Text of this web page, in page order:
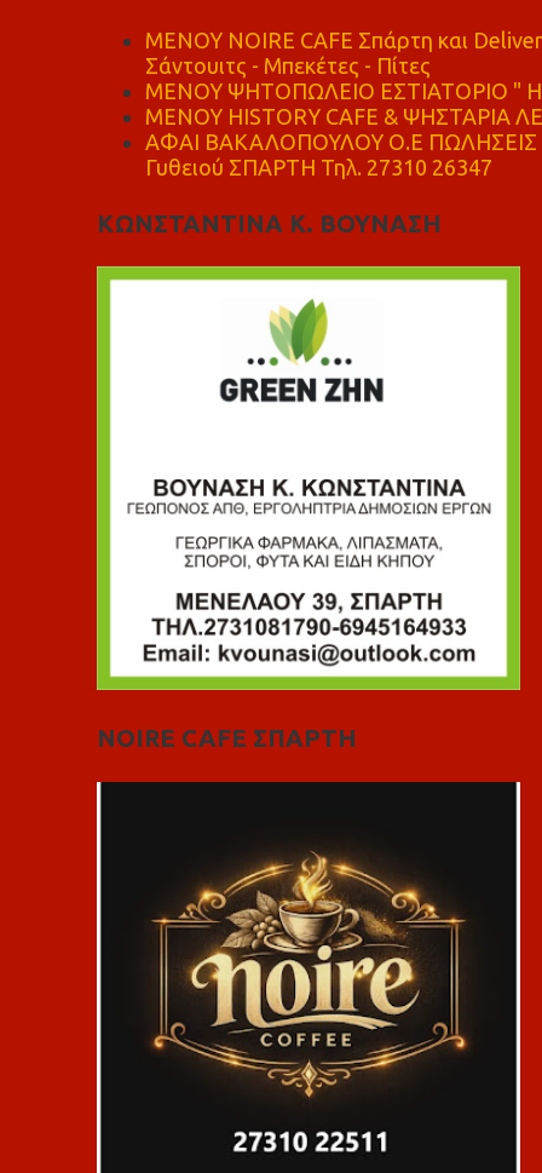
MENOY NOIRE CAFE Σπάρτη και
Σάντουιτς - Μπεκέτες - Πίτες
ΜΕΝΟΥ ΨΗΤΟΠΩΛΕΙΟ ΕΣΤΙΑΤΟΡΙΟ "
ΜΕΝΟΥ HISTORY CAFE & ΨΗΣΤΑΡΙΑ
ΑΦΑΙ ΒΑΚΑΛΟΠΟΥΛΟΥ Ο.Ε ΠΩΛΗΣΕΙΣ
Γυθειού ΣΠΑΡΤΗ Τηλ. 27310 26347
ΚΩΝΣΤΑΝΤΙΝΑ Κ. ΒΟΥΝΑΣΗ
NOIRE CAFE ΣΠΑΡΤΗ